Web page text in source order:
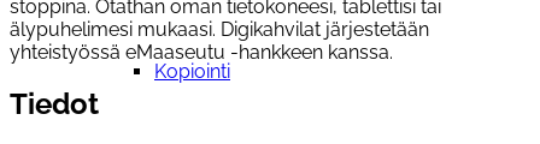
Kopiointi
stoppina. Otathan oman tietokoneesi, tablettisi tai
älypuhelimesi mukaasi. Digikahvilat järjestetään
yhteistyössä eMaaseutu -hankkeen kanssa.
Tiedot